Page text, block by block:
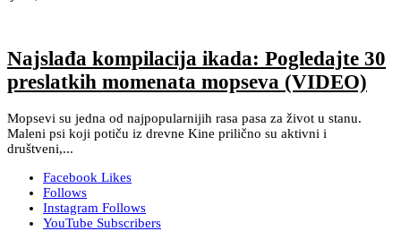
Najslađa kompilacija ikada: Pogledajte 30
preslatkih momenata mopseva (VIDEO)
Mopsevi su jedna od najpopularnijih rasa pasa za život u stanu.
Maleni psi koji potiču iz drevne Kine prilično su aktivni i
društveni,...
Facebook Likes
Follows
Instagram Follows
YouTube Subscribers